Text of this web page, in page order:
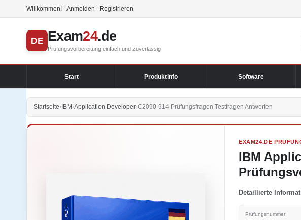
Willkommen! Anmelden Registrieren
DE Exam24.de
Prüfungsvorbereitung einfach und zuverlässig
Start Produktinfo Software
Startseite› IBM ›Application Developer›C2090-914 Prüfungsfragen Testfragen Antworten
EXAM24.DE
IBM
Detaillierte
Prüfungsnummer